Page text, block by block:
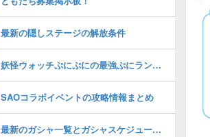
最新の隠しステージの解放条件
妖怪ウォッチぷにぷにの最強ぷにランキング！
SAOコラボイベントの攻略情報まとめ
最新のガシャ一覧とガシャスケジュール予想